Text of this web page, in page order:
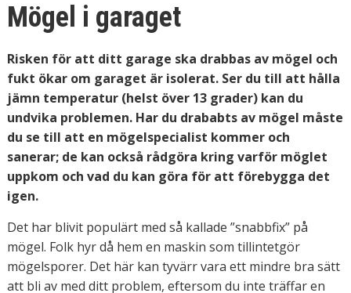
Mögel i garaget
Risken för att ditt garage ska drabbas av mögel och
fukt ökar om garaget är isolerat. Ser du till att hålla
jämn temperatur (helst över 13 grader) kan du
undvika problemen. Har du drababts av mögel måste
du se till att en mögelspecialist kommer och
sanerar; de kan också rådgöra kring varför möglet
uppkom och vad du kan göra för att förebygga det
igen.
Det har blivit populärt med så kallade ”snabbfix” på
mögel. Folk hyr då hem en maskin som tillintetgör
mögelsporer. Det här kan tyvärr vara ett mindre bra sätt
att bli av med ditt problem, eftersom du inte träffar en